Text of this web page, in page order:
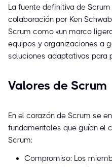
La fuente definitiva de
colaboración por Ken
Scrum como «un marco
equipos y organizaciones a
soluciones adaptativas para
Valores de Scrum
En el corazón de Scrum se
fundamentales que guían el
Scrum:
Compromiso: Los